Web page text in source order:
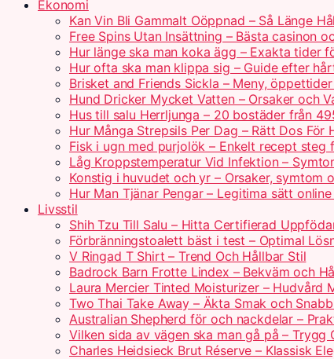
Ekonomi
Kan Vin Bli Gammalt Oöppnad – Så Länge
Free Spins Utan Insättning – Bästa casinon
Hur länge ska man koka ägg – Exakta tider
Hur ofta ska man klippa sig – Guide efter
Brisket and Friends Sickla – Meny,
Hund Dricker Mycket Vatten – Orsaker och
Hus till salu Herrljunga – 20 bostäder från
Hur Många Strepsils Per Dag – Rätt Dos För
Fisk i ugn med purjolök – Enkelt recept steg
Låg Kroppstemperatur Vid Infektion –
Konstig i huvudet och yr – Orsaker, symtom
Hur Man Tjänar Pengar – Legitima sätt
Livsstil
Shih Tzu Till Salu – Hitta Certifierad
Förbränningstoalett bäst i test – Optimal
V Ringad T Shirt – Trend Och Hållbar Stil
Badrock Barn Frotte Lindex – Bekväm och
Laura Mercier Tinted Moisturizer – Hudvård
Two Thai Take Away – Äkta Smak och
Australian Shepherd för och nackdelar –
Vilken sida av vägen ska man gå på – Trygg
Charles Heidsieck Brut Réserve – Klassisk